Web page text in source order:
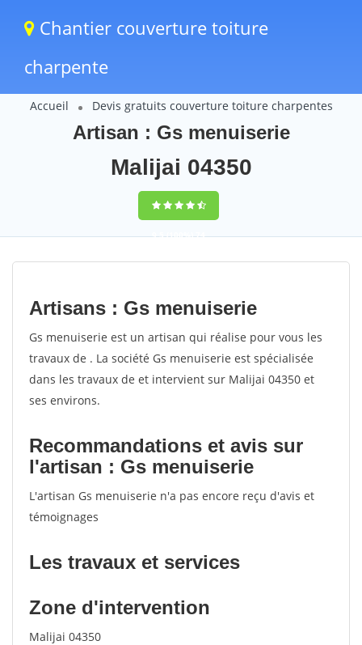
Chantier couverture toiture
charpente
Accueil Devis gratuits couverture toiture charpentes
Artisan : Gs menuiserie
Malijai 04350
9,5(100%)74
votes
Artisans : Gs menuiserie
Gs menuiserie est un artisan qui réalise pour vous les
travaux de . La société Gs menuiserie est spécialisée
dans les travaux de et intervient sur Malijai 04350 et
ses environs.
Recommandations et avis sur
l'artisan : Gs menuiserie
L'artisan Gs menuiserie n'a pas encore reçu d'avis et
témoignages
Les travaux et services
Zone d'intervention
Malijai 04350